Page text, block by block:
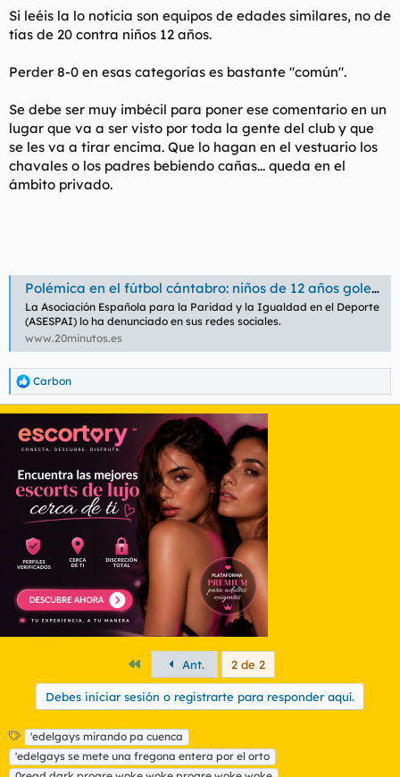
:
Si leéis la lo noticia son equipos de edades similares, no de
tías de 20 contra niños 12 años.
Perder 8-0 en esas categorías es bastante "común".
Se debe ser muy imbécil para poner ese comentario en un
lugar que va a ser visto por toda la gente del club y que
se les va a tirar encima. Que lo hagan en el vestuario los
chavales o los padres bebiendo cañas... queda en el
ámbito privado.
Polémica en el fútbol cántabro: niños de 12 años golean a un equipo femenino y mandan "a fregar" a sus jugadoras
La Asociación Española para la Paridad y la Igualdad en el Deporte
(ASESPAI) lo ha denunciado en sus redes sociales.
www.20minutos.es
R
e
a
c
c
o
n
e
Carbon
PrimeroAnt. 2 de 2
Debes iniciar sesión o registrarte para responder aquí.
E
t
i
'edelgays mirando pa cuenca
'edelgays se mete una fregona entera por el orto